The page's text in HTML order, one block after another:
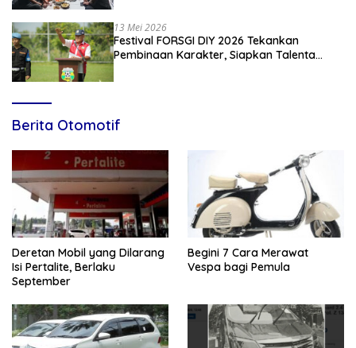
13 Mei 2026
Festival FORSGI DIY 2026 Tekankan
Pembinaan Karakter, Siapkan Talenta
Berita Otomotif
Deretan Mobil yang Dilarang
Isi Pertalite, Berlaku
September
Begini 7 Cara Merawat
Vespa bagi Pemula